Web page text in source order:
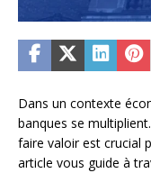
Dans un contexte
banques se
faire valoir est crucial
article vous guide à